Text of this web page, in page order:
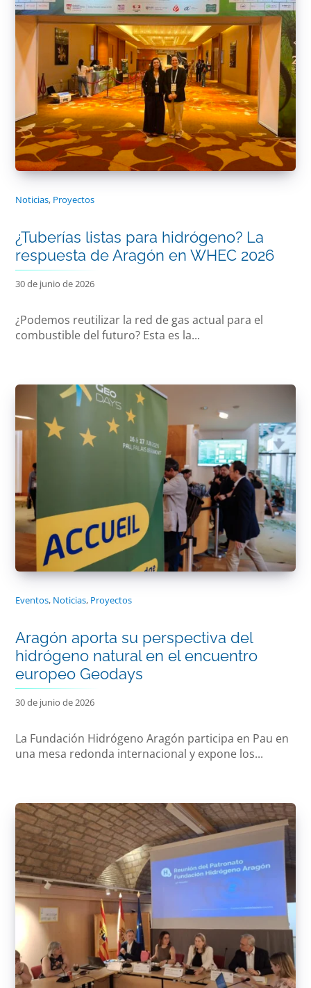
Noticias, Proyectos
¿Tuberías listas para hidrógeno? La
respuesta de Aragón en WHEC 2026
30 de junio de 2026
¿Podemos reutilizar la red de gas actual para el
combustible del futuro? Esta es la...
Eventos, Noticias, Proyectos
Aragón aporta su perspectiva del
hidrógeno natural en el encuentro
europeo Geodays
30 de junio de 2026
La Fundación Hidrógeno Aragón participa en Pau en
una mesa redonda internacional y expone los...